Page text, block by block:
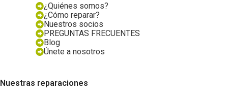
¿Quiénes somos?
¿Cómo reparar?
Nuestros socios
PREGUNTAS FRECUENTES
Blog
Únete a nosotros
Nuestras reparaciones